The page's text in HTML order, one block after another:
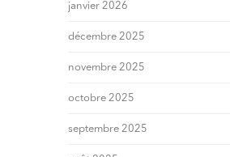
janvier 2026
décembre 2025
novembre 2025
octobre 2025
septembre 2025